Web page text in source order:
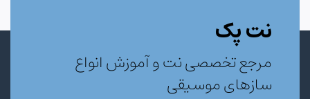
نت پک
مرجع تخصصی نت و آموزش انواع
سازهای موسیقی